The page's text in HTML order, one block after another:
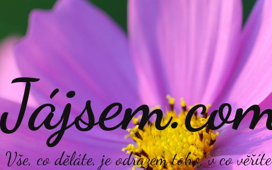
Vše, co děláte, je odrazem toho, v co